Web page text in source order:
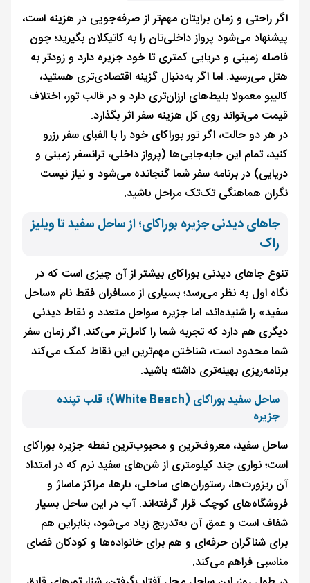
اگر راحتی و زمان برایتان مهم‌تر از صرفه‌جویی در هزینه است،
پیشنهاد می‌شود پرواز داخلی‌تان را به کاتیکلان بگیرید؛ چون
فاصله زمینی و دریایی کمتری تا خود جزیره دارد و زودتر به
هتل می‌رسید. اما اگر به‌دنبال گزینه اقتصادی‌تری هستید،
کالیبو معمولا بلیط‌های ارزان‌تری دارد و در قالب تور، اختلاف
قیمت می‌تواند روی کل هزینه سفر اثر بگذارد.
در هر دو حالت، اگر تور بوراکای خود را با الفبای سفر رزرو
کنید، تمام این جابه‌جایی‌ها (پرواز داخلی، ترانسفر زمینی و
دریایی) در برنامه سفر شما گنجانده می‌شود و نیاز نیست
نگران هماهنگی تک‌تک مراحل باشید.
جاهای دیدنی جزیره بوراکای؛ از ساحل سفید تا ویلیز
راک
تنوع جاهای دیدنی بوراکای بیشتر از آن چیزی است که در
نگاه اول به نظر می‌رسد؛ بسیاری از مسافران فقط نام «ساحل
سفید» را شنیده‌اند، اما جزیره سواحل متعدد و نقاط دیدنی
دیگری هم دارد که تجربه شما را کامل‌تر می‌کند. اگر زمان سفر
شما محدود است، شناختن مهم‌ترین این نقاط کمک می‌کند
برنامه‌ریزی بهینه‌تری داشته باشید.
ساحل سفید بوراکای (White Beach)؛ قلب تپنده
جزیره
ساحل سفید، معروف‌ترین و محبوب‌ترین نقطه جزیره بوراکای
است؛ نواری چند کیلومتری از شن‌های سفید نرم که در امتداد
آن ریزورت‌ها، رستوران‌های ساحلی، بارها، مراکز ماساژ و
فروشگاه‌های کوچک قرار گرفته‌اند. آب در این ساحل بسیار
شفاف است و عمق آن به‌تدریج زیاد می‌شود، بنابراین هم
برای شناگران حرفه‌ای و هم برای خانواده‌ها و کودکان فضای
مناسبی فراهم می‌کند.